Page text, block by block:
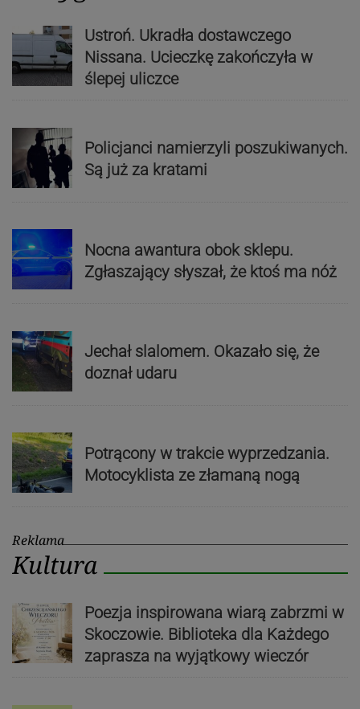
Ustroń. Ukradła dostawczego
Nissana. Ucieczkę zakończyła w
ślepej uliczce
Policjanci namierzyli poszukiwanych.
Są już za kratami
Nocna awantura obok sklepu.
Zgłaszający słyszał, że ktoś ma nóż
Jechał slalomem. Okazało się, że
doznał udaru
Potrącony w trakcie wyprzedzania.
Motocyklista ze złamaną nogą
Reklama
Kultura
Poezja inspirowana wiarą zabrzmi w
Skoczowie. Biblioteka dla Każdego
zaprasza na wyjątkowy wieczór